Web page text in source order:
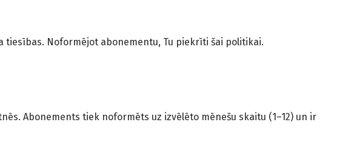
Noformējot abonementu, Tu piekrīti šai politikai.
Abonements tiek noformēts uz izvēlēto mēnešu skaitu (1–12) un ir